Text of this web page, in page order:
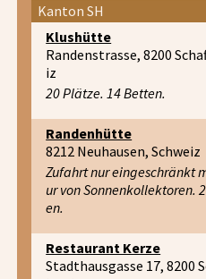
Kanton SH
Klushütte
Randenstrasse, 8200
iz
20 Plätze. 14 Betten.
Randenhütte
8212 Neuhausen, Schweiz
Zufahrt nur eingeschränkt
ur von Sonnenkollektoren.
en.
Restaurant Kerze
Stadthausgasse 17, 8200